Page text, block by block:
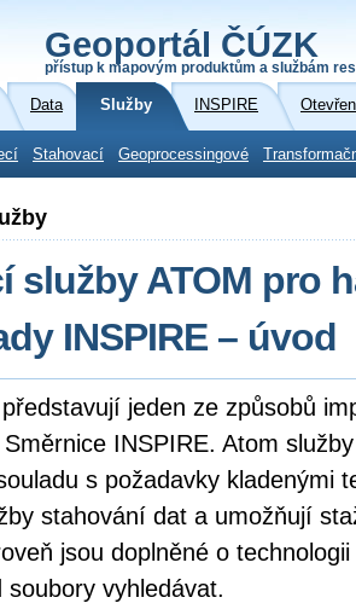
Geoportál ČÚZK
přístup k mapovým produktům a službám
Data Služby INSPIRE
Stahovací Geoprocessingové
služby ATOM pro
INSPIRE – úvod
jeden ze způsobů
INSPIRE. Atom
s požadavky kladenými
stahování dat a umožňují
jsou doplněné o
soubory vyhledávat.